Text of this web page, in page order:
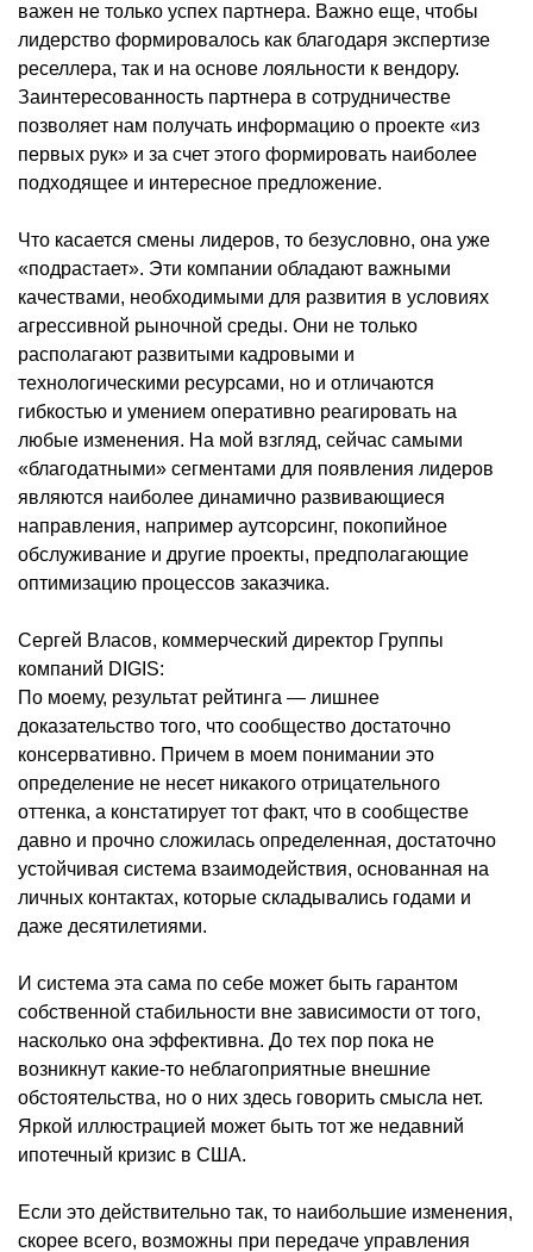
важен не только успех партнера. Важно еще, чтобы
лидерство формировалось как благодаря экспертизе
реселлера, так и на основе лояльности к вендору.
Заинтересованность партнера в сотрудничестве
позволяет нам получать информацию о проекте «из
первых рук» и за счет этого формировать наиболее
подходящее и интересное предложение.
Что касается смены лидеров, то безусловно, она уже
«подрастает». Эти компании обладают важными
качествами, необходимыми для развития в условиях
агрессивной рыночной среды. Они не только
располагают развитыми кадровыми и
технологическими ресурсами, но и отличаются
гибкостью и умением оперативно реагировать на
любые изменения. На мой взгляд, сейчас самыми
«благодатными» сегментами для появления лидеров
являются наиболее динамично развивающиеся
направления, например аутсорсинг, покопийное
обслуживание и другие проекты, предполагающие
оптимизацию процессов заказчика.
Сергей Власов, коммерческий директор Группы
компаний DIGIS:
По моему, результат рейтинга — лишнее
доказательство того, что сообщество достаточно
консервативно. Причем в моем понимании это
определение не несет никакого отрицательного
оттенка, а констатирует тот факт, что в сообществе
давно и прочно сложилась определенная, достаточно
устойчивая система взаимодействия, основанная на
личных контактах, которые складывались годами и
даже десятилетиями.
И система эта сама по себе может быть гарантом
собственной стабильности вне зависимости от того,
насколько она эффективна. До тех пор пока не
возникнут какие-то неблагоприятные внешние
обстоятельства, но о них здесь говорить смысла нет.
Яркой иллюстрацией может быть тот же недавний
ипотечный кризис в США.
Если это действительно так, то наибольшие изменения,
скорее всего, возможны при передаче управления